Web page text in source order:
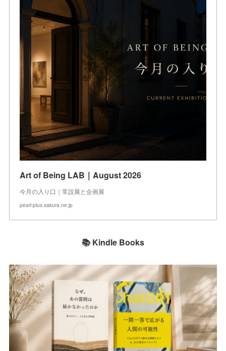
Art of Being LAB｜August 2026
今月の入り口｜常設展と企画展
pearl-plus.sakura.ne.jp
📚 Kindle Books